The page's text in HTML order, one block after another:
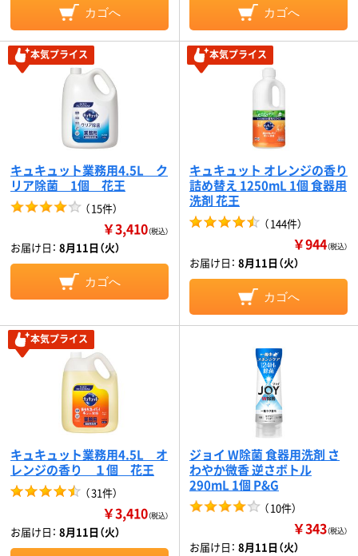
カゴへ カゴへ
本気プライス
キュキュット業務用4.5L ク
リア除菌 1個 花王
（15件）
￥3,410（税込）
お届け日： 8月11日（火）
カゴへ
本気プライス
キュキュット オレンジの香り
詰め替え 1250mL 1個 食器用
洗剤 花王
（144件）
￥944（税込）
お届け日： 8月11日（火）
カゴへ
本気プライス
キュキュット業務用4.5L オ
レンジの香り １個 花王
（31件）
￥3,410（税込）
お届け日： 8月11日（火）
ジョイ W除菌 食器用洗剤 さ
わやか微香 逆さボトル
290mL 1個 P&G
（10件）
￥343（税込）
お届け日： 8月11日（火）